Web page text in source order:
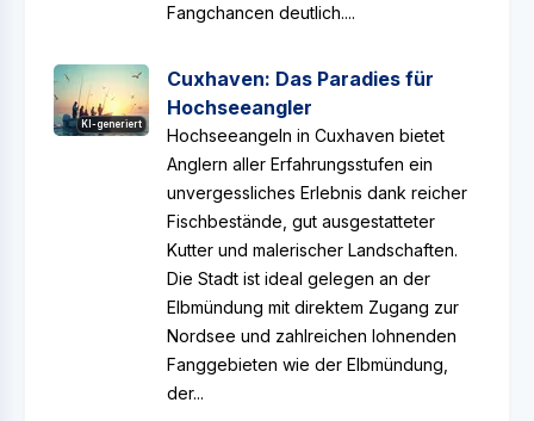
Fangchancen deutlich....
KI-generiert
Cuxhaven: Das Paradies für
Hochseeangler
Hochseeangeln in Cuxhaven bietet
Anglern aller Erfahrungsstufen ein
unvergessliches Erlebnis dank reicher
Fischbestände, gut ausgestatteter
Kutter und malerischer Landschaften.
Die Stadt ist ideal gelegen an der
Elbmündung mit direktem Zugang zur
Nordsee und zahlreichen lohnenden
Fanggebieten wie der Elbmündung,
der...